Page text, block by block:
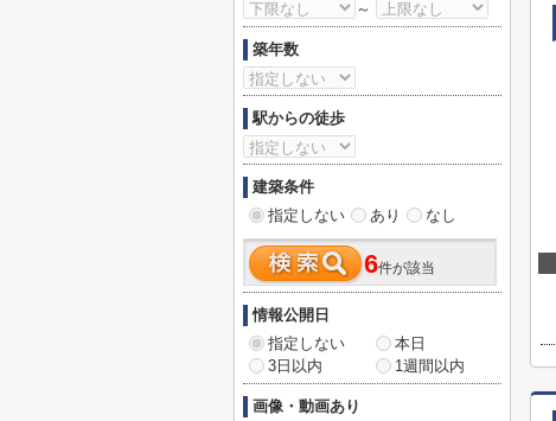
～
築年数
駅からの徒歩
建築条件
指定しない
あり なし
6件が該当
情報公開日
指定しない
本日
3日以内
1週間以内
画像・動画あり